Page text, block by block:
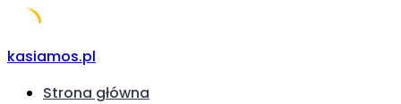
Skip
content
kasiamos.pl
Strona główna